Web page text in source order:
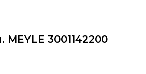
3001142200